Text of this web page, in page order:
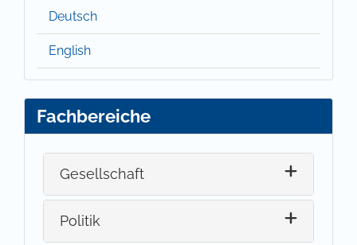
Deutsch
English
Fachbereiche
Gesellschaft
Politik